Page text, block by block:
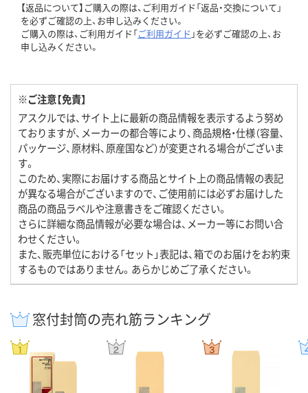
【返品について】ご購入の際は、ご利用ガイド「返品・交換について」
を必ずご確認の上、お申し込みください。
ご購入の際は、ご利用ガイド「ご利用ガイド 」を必ずご確認の上、お
申し込みください。
※ご注意【免責】
アスクルでは、サイト上に最新の商品情報を表示するよう努め
ておりますが、メーカーの都合等により、商品規格・仕様（容量、
パッケージ、原材料、原産国など）が変更される場合がございま
す。
このため、実際にお届けする商品とサイト上の商品情報の表記
が異なる場合がございますので、ご使用前には必ずお届けした
商品の商品ラベルや注意書きをご確認ください。
さらに詳細な商品情報が必要な場合は、メーカー等にお問い合
わせください。
また、販売単位における「セット」表記は、箱でのお届けをお約束
するものではありません。あらかじめご了承ください。
窓付封筒の売れ筋ランキング